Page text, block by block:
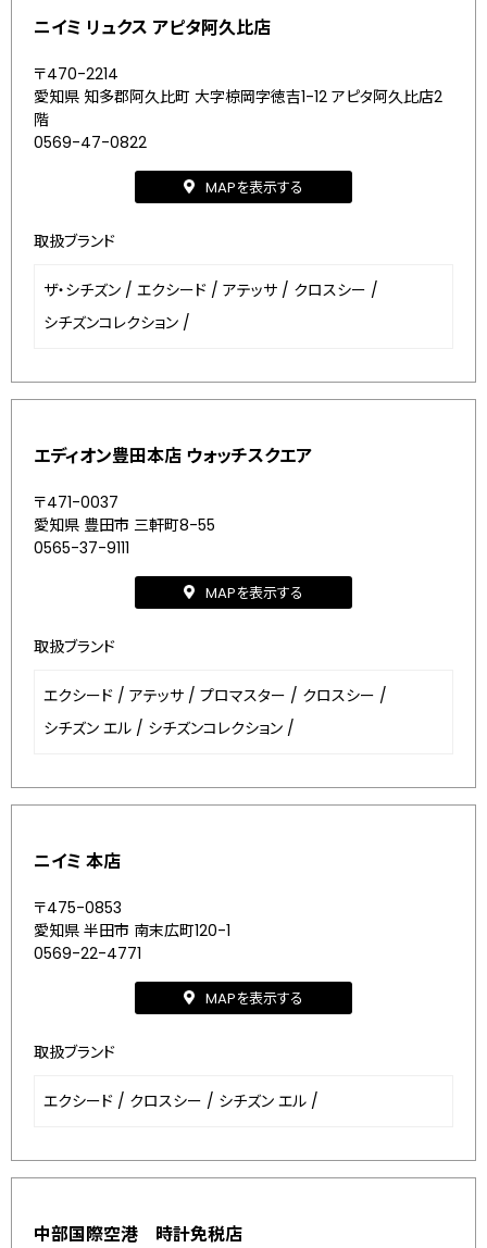
ニイミ リュクス アピタ阿久比店
〒470-2214
愛知県 知多郡阿久比町 大字椋岡字徳吉1-12 アピタ阿久比店2
階
0569-47-0822
MAPを表示する
取扱ブランド
ザ・シチズン / エクシード / アテッサ / クロスシー /
シチズンコレクション /
エディオン豊田本店 ウォッチスクエア
〒471-0037
愛知県 豊田市 三軒町8-55
0565-37-9111
MAPを表示する
取扱ブランド
エクシード / アテッサ / プロマスター / クロスシー /
シチズン エル / シチズンコレクション /
ニイミ 本店
〒475-0853
愛知県 半田市 南末広町120-1
0569-22-4771
MAPを表示する
取扱ブランド
エクシード / クロスシー / シチズン エル /
中部国際空港 時計免税店